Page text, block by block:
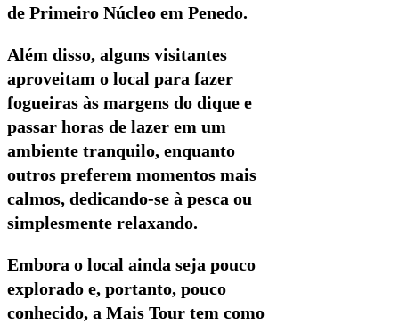
de Primeiro Núcleo em Penedo.
Além disso, alguns visitantes
aproveitam o local para fazer
fogueiras às margens do dique e
passar horas de lazer em um
ambiente tranquilo, enquanto
outros preferem momentos mais
calmos, dedicando-se à pesca ou
simplesmente relaxando.
Embora o local ainda seja pouco
explorado e, portanto, pouco
conhecido, a Mais Tour tem como